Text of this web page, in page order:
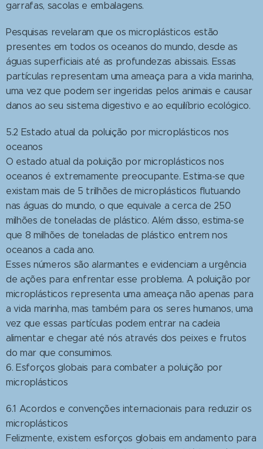
garrafas, sacolas e embalagens.
Pesquisas revelaram que os microplásticos estão
presentes em todos os oceanos do mundo, desde as
águas superficiais até as profundezas abissais. Essas
partículas representam uma ameaça para a vida marinha,
uma vez que podem ser ingeridas pelos animais e causar
danos ao seu sistema digestivo e ao equilíbrio ecológico.
5.2 Estado atual da poluição por microplásticos nos
oceanos
O estado atual da poluição por microplásticos nos
oceanos é extremamente preocupante. Estima-se que
existam mais de 5 trilhões de microplásticos flutuando
nas águas do mundo, o que equivale a cerca de 250
milhões de toneladas de plástico. Além disso, estima-se
que 8 milhões de toneladas de plástico entrem nos
oceanos a cada ano.
Esses números são alarmantes e evidenciam a urgência
de ações para enfrentar esse problema. A poluição por
microplásticos representa uma ameaça não apenas para
a vida marinha, mas também para os seres humanos, uma
vez que essas partículas podem entrar na cadeia
alimentar e chegar até nós através dos peixes e frutos
do mar que consumimos.
6. Esforços globais para combater a poluição por
microplásticos
6.1 Acordos e convenções internacionais para reduzir os
microplásticos
Felizmente, existem esforços globais em andamento para